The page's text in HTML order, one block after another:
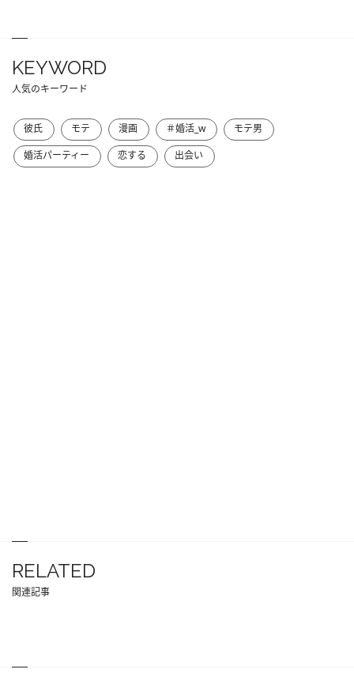
KEYWORD
人気のキーワード
彼氏 モテ 漫画 ＃婚活_w
モテ男
婚活パーティー
恋する 出会い
RELATED
関連記事